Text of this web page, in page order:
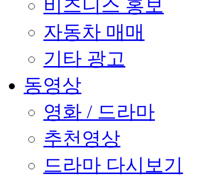
비즈니스 홍보
자동차 매매
기타 광고
동영상
영화 / 드라마
추천영상
드라마 다시보기